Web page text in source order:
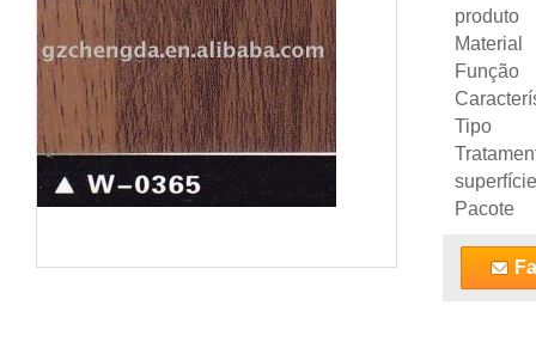
produto
Material
Função
Tipo
superfície
Pacote